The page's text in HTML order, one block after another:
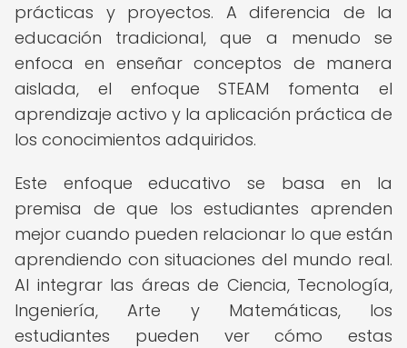
prácticas y proyectos. A diferencia de la
educación tradicional, que a menudo se
enfoca en enseñar conceptos de manera
aislada, el enfoque STEAM fomenta el
aprendizaje activo y la aplicación práctica de
los conocimientos adquiridos.
Este enfoque educativo se basa en la
premisa de que los estudiantes aprenden
mejor cuando pueden relacionar lo que están
aprendiendo con situaciones del mundo real.
Al integrar las áreas de Ciencia, Tecnología,
Ingeniería, Arte y Matemáticas, los
estudiantes pueden ver cómo estas